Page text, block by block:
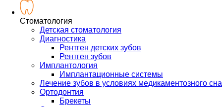
Стоматология
Детская стоматология
Диагностика
Рентген детских зубов
Рентген зубов
Имплантология
Имплантационные системы
Лечение зубов в условиях медикаментозного сна
Ортодонтия
Брекеты